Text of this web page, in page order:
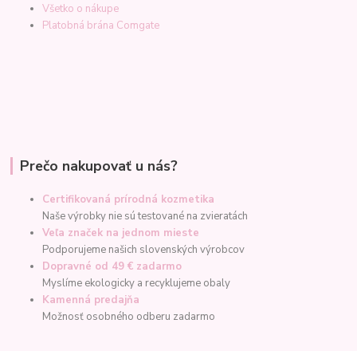
Všetko o nákupe
Platobná brána Comgate
Prečo nakupovať u nás?
Certifikovaná prírodná kozmetika
Naše výrobky nie sú testované na zvieratách
Veľa značek na jednom mieste
Podporujeme našich slovenských výrobcov
Dopravné od 49 € zadarmo
Myslíme ekologicky a recyklujeme obaly
Kamenná predajňa
Možnosť osobného odberu zadarmo